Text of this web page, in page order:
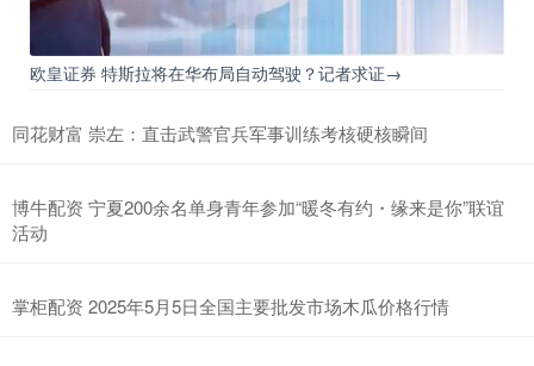
欧皇证券 特斯拉将在华布局自动驾驶？记者求证→
同花财富 崇左：直击武警官兵军事训练考核硬核瞬间
博牛配资 宁夏200余名单身青年参加“暖冬有约・缘来是你”联谊
活动
掌柜配资 2025年5月5日全国主要批发市场木瓜价格行情